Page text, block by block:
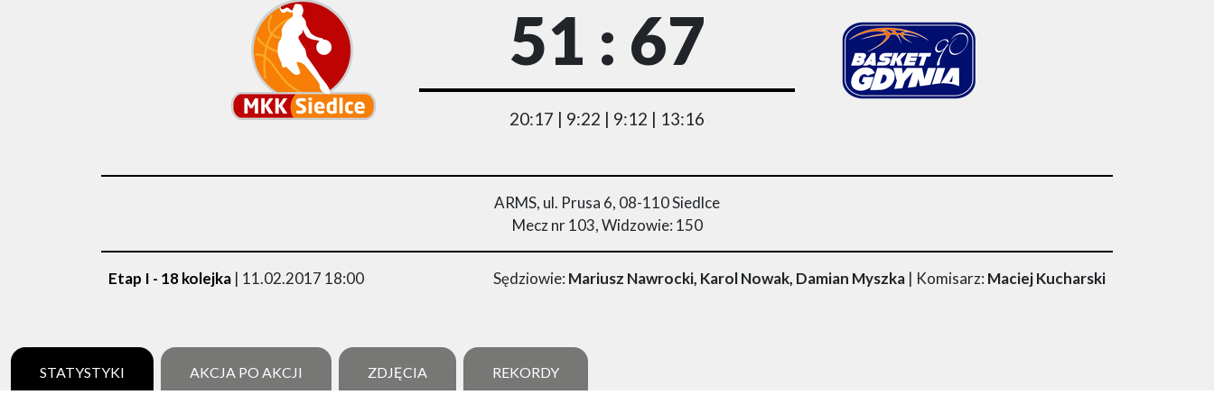
51 : 67
20:17 | 9:22 | 9:12 | 13:16
ARMS, ul. Prusa 6, 08-110 Siedlce
Mecz nr 103, Widzowie: 150
Etap I - 18 kolejka | 11.02.2017 18:00 Sędziowie: Mariusz Nawrocki, Karol Nowak, Damian Myszka| Komisarz: Maciej Kucharski
STATYSTYKI AKCJA PO AKCJI ZDJĘCIA REKORDY